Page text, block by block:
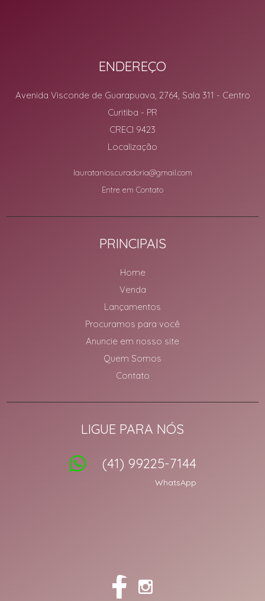
ENDEREÇO
Avenida Visconde de Guarapuava, 2764, Sala 311 - Centro
Curitiba - PR
CRECI 9423
Localização
lauratanios.curadoria@gmail.com
Entre em Contato
PRINCIPAIS
Home
Venda
Lançamentos
Procuramos para você
Anuncie em nosso site
Quem Somos
Contato
LIGUE PARA NÓS
(41) 99225-7144
WhatsApp